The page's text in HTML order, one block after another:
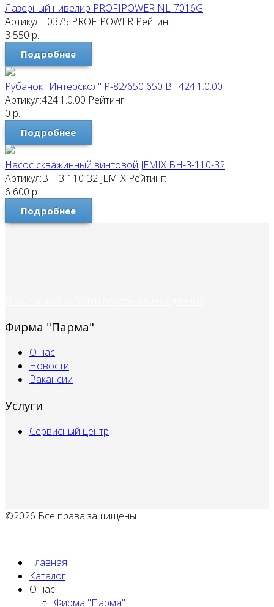
Лазерный нивелир PROFIPOWER NL-7016G
Артикул:E0375 PROFIPOWER Рейтинг:
3 550 р.
Подробнее
Рубанок "Интерскол" Р-82/650 650 Вт 424.1.0.00
Артикул:424.1.0.00 Рейтинг:
0 р.
Подробнее
Насос скважинный винтовой JEMIX ВН-3-110-32
Артикул:ВН-3-110-32 JEMIX Рейтинг:
6 600 р.
Подробнее
Фирма "Парма"
О нас
Новости
Вакансии
Услуги
Сервисный центр
©2026 Все права защищены
Главная
Каталог
О нас
Фирма "Парма"